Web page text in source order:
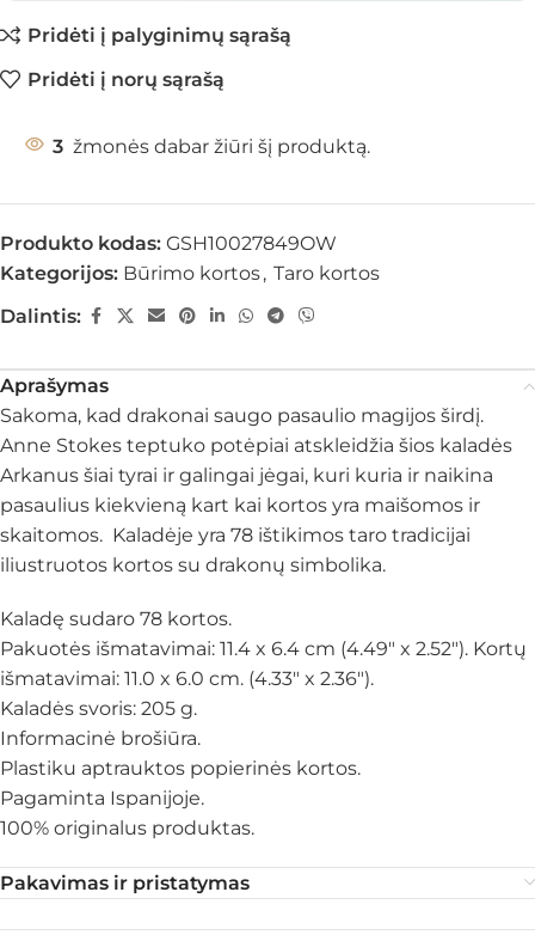
Pridėti į palyginimų sąrašą
Pridėti į norų sąrašą
3 žmonės dabar žiūri šį produktą.
Produkto kodas: GSH10027849OW
Kategorijos: Būrimo kortos, Taro kortos
Dalintis:
Aprašymas
Sakoma, kad drakonai saugo pasaulio magijos širdį.
Anne Stokes teptuko potėpiai atskleidžia šios kaladės
Arkanus šiai tyrai ir galingai jėgai, kuri kuria ir naikina
pasaulius kiekvieną kart kai kortos yra maišomos ir
skaitomos. Kaladėje yra 78 ištikimos taro tradicijai
iliustruotos kortos su drakonų simbolika.
Kaladę sudaro 78 kortos.
Pakuotės išmatavimai: 11.4 x 6.4 cm (4.49″ x 2.52″). Kortų
išmatavimai: 11.0 x 6.0 cm. (4.33″ x 2.36″).
Kaladės svoris: 205 g.
Informacinė brošiūra.
Plastiku aptrauktos popierinės kortos.
Pagaminta Ispanijoje.
100% originalus produktas.
Pakavimas ir pristatymas